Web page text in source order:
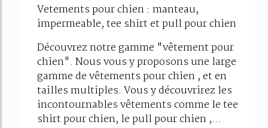
Vetements pour chien : manteau,
impermeable, tee shirt et pull pour chien
Découvrez notre gamme "vêtement pour
chien". Nous vous y proposons une large
gamme de vêtements pour chien , et en
tailles multiples. Vous y découvrirez les
incontournables vêtements comme le tee
shirt pour chien, le pull pour chien ,...